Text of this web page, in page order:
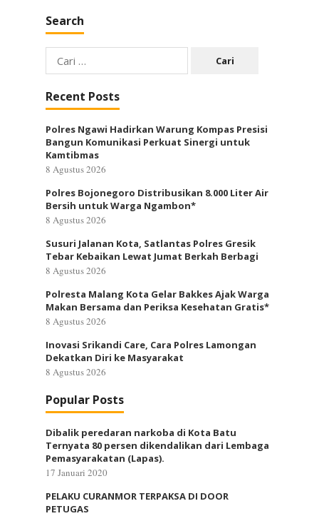
Search
Cari
untuk:
Recent Posts
Polres Ngawi Hadirkan Warung Kompas Presisi
Bangun Komunikasi Perkuat Sinergi untuk
Kamtibmas
8 Agustus 2026
Polres Bojonegoro Distribusikan 8.000 Liter Air
Bersih untuk Warga Ngambon*
8 Agustus 2026
Susuri Jalanan Kota, Satlantas Polres Gresik
Tebar Kebaikan Lewat Jumat Berkah Berbagi
8 Agustus 2026
Polresta Malang Kota Gelar Bakkes Ajak Warga
Makan Bersama dan Periksa Kesehatan Gratis*
8 Agustus 2026
Inovasi Srikandi Care, Cara Polres Lamongan
Dekatkan Diri ke Masyarakat
8 Agustus 2026
Popular Posts
Dibalik peredaran narkoba di Kota Batu
Ternyata 80 persen dikendalikan dari Lembaga
Pemasyarakatan (Lapas).
17 Januari 2020
PELAKU CURANMOR TERPAKSA DI DOOR
PETUGAS